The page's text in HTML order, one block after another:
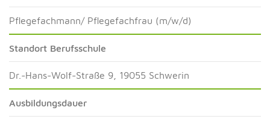
Pflegefachmann/ Pflegefachfrau (m/w/d)
Standort Berufsschule
Dr.-Hans-Wolf-Straße 9, 19055 Schwerin
Ausbildungsdauer